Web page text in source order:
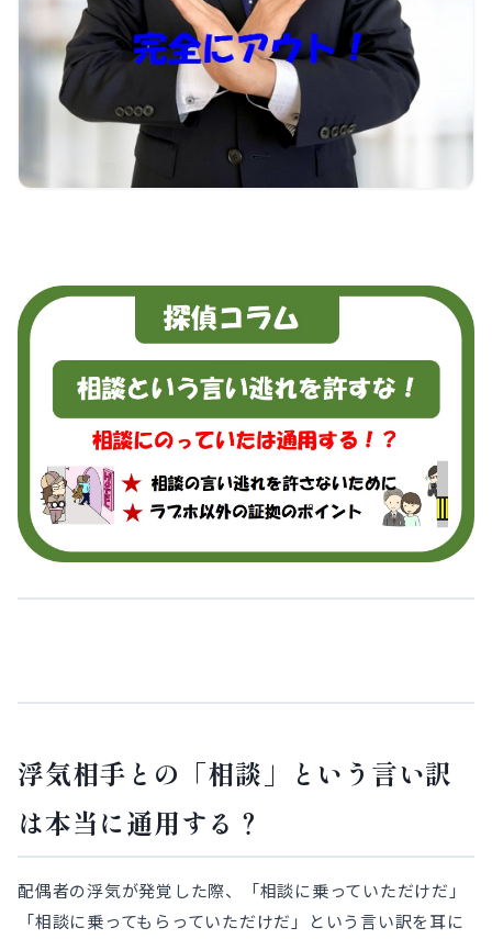
浮気相手との「相談」という言い訳
は本当に通用する？
配偶者の浮気が発覚した際、「相談に乗っていただけだ」
「相談に乗ってもらっていただけだ」という言い訳を耳に